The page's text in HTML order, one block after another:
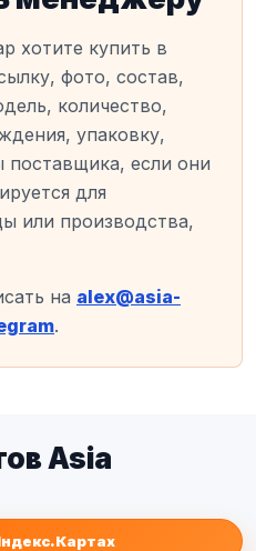
хотите купить в
фото, состав,
количество,
упаковку,
поставщика, если они
для
или производства,
на alex@asia-
.
Asia